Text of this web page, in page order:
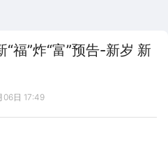
“福”炸“富”预告-新岁 新
06日 17:49